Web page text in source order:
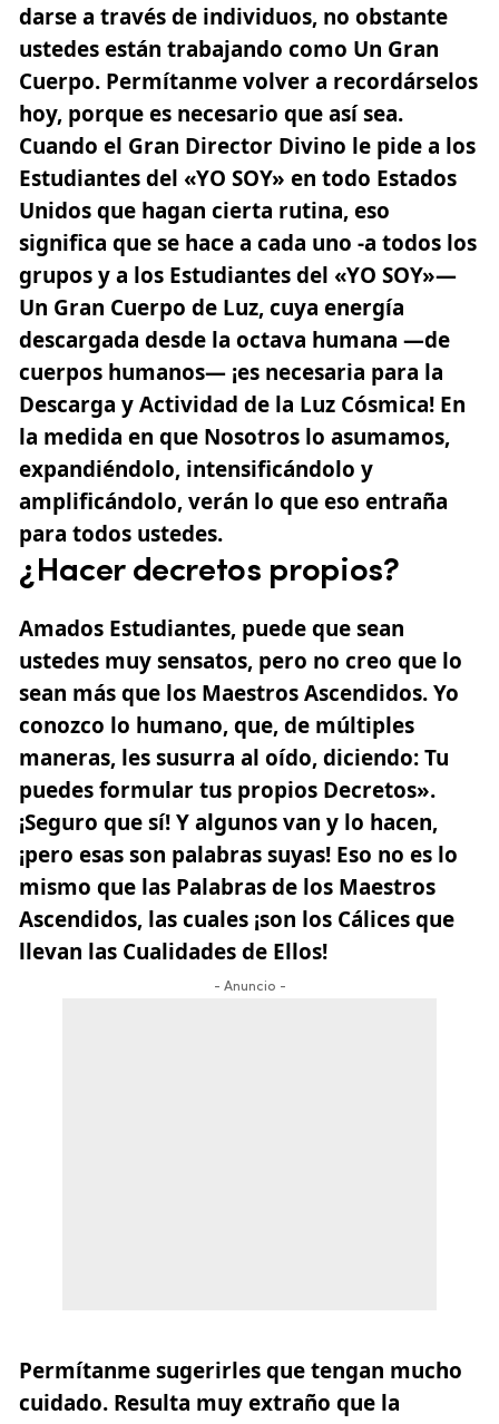
darse a través de individuos, no obstante
ustedes están trabajando como Un Gran
Cuerpo. Permítanme volver a recordárselos
hoy, porque es necesario que así sea.
Cuando el Gran Director Divino le pide a los
Estudiantes del «YO SOY» en todo Estados
Unidos que hagan cierta rutina, eso
significa que se hace a cada uno -a todos los
grupos y a los Estudiantes del «YO SOY»—
Un Gran Cuerpo de Luz, cuya energía
descargada desde la octava humana —de
cuerpos humanos— ¡es necesaria para la
Descarga y Actividad de la Luz Cósmica! En
la medida en que Nosotros lo asumamos,
expandiéndolo, intensificándolo y
amplificándolo, verán lo que eso entraña
para todos ustedes.
¿Hacer decretos propios?
Amados Estudiantes, puede que sean
ustedes muy sensatos, pero no creo que lo
sean más que los Maestros Ascendidos. Yo
conozco lo humano, que, de múltiples
maneras, les susurra al oído, diciendo: Tu
puedes formular tus propios Decretos».
¡Seguro que sí! Y algunos van y lo hacen,
¡pero esas son palabras suyas! Eso no es lo
mismo que las Palabras de los Maestros
Ascendidos, las cuales ¡son los Cálices que
llevan las Cualidades de Ellos!
- Anuncio -
Permítanme sugerirles que tengan mucho
cuidado. Resulta muy extraño que la